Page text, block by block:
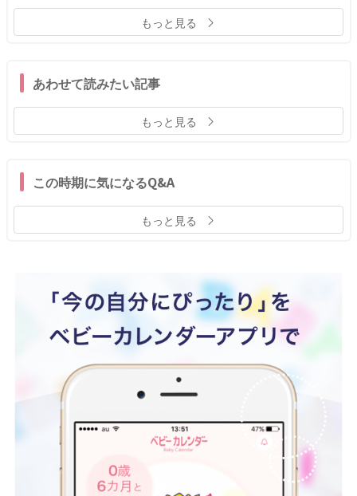
もっと見る
あわせて読みたい記事
もっと見る
この時期に気になるQ&A
もっと見る